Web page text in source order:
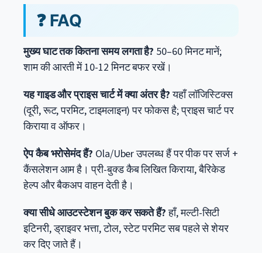
❓ FAQ
मुख्य घाट तक कितना समय लगता है? 50–60 मिनट मानें;
शाम की आरती में 10-12 मिनट बफर रखें।
यह गाइड और प्राइस चार्ट में क्या अंतर है?यहाँ लॉजिस्टिक्स
(दूरी, रूट, परमिट, टाइमलाइन) पर फोकस है; प्राइस चार्ट पर
किराया व ऑफर।
ऐप कैब भरोसेमंद हैं? Ola/Uber उपलब्ध हैं पर पीक पर सर्ज +
कैंसलेशन आम है। प्री-बुक्ड कैब लिखित किराया, बैरिकेड
हेल्प और बैकअप वाहन देती है।
क्या सीधे आउटस्टेशन बुक कर सकते हैं?हाँ, मल्टी-सिटी
इटिनरी, ड्राइवर भत्ता, टोल, स्टेट परमिट सब पहले से शेयर
कर दिए जाते हैं।